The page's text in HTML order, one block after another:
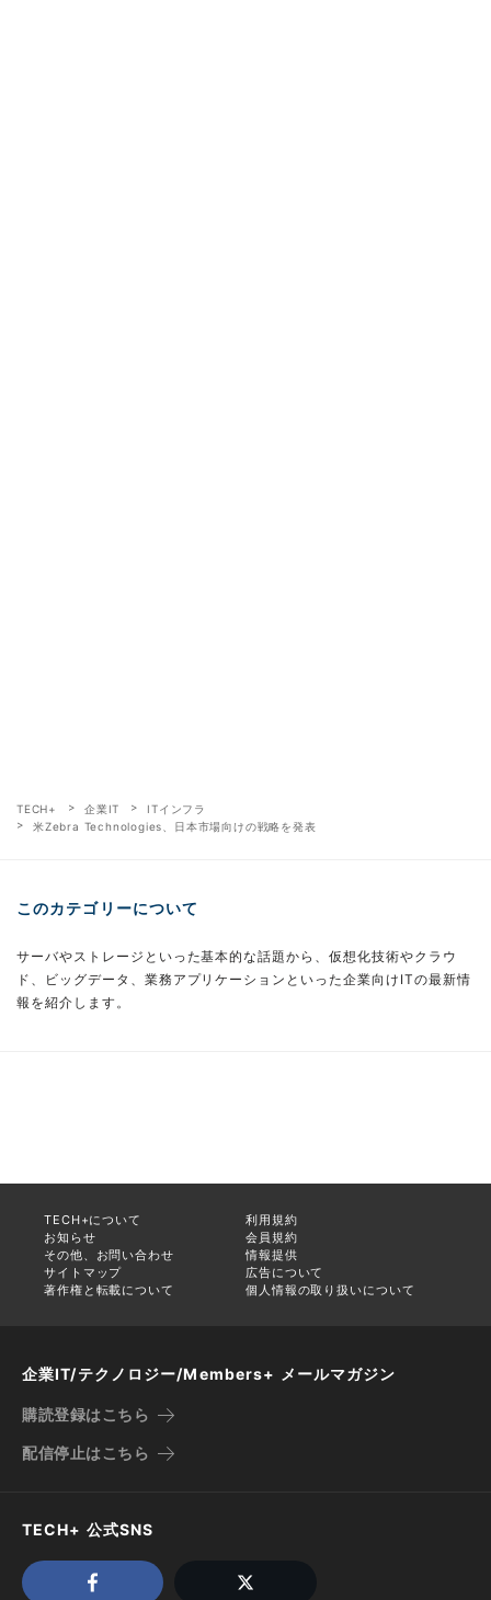
TECH+ 企業IT
ITインフラ
米Zebra Technologies、日本市場向けの戦略を発表
このカテゴリーについて
サーバやストレージといった基本的な話題から、仮想化技術やクラウ
ド、ビッグデータ、業務アプリケーションといった企業向けITの最新情
報を紹介します。
TECH+について
利用規約
お知らせ
会員規約
その他、お問い合わせ
情報提供
サイトマップ
広告について
著作権と転載について
個人情報の取り扱いについて
企業IT/テクノロジー/Members+ メールマガジン
購読登録はこちら
配信停止はこちら
TECH+ 公式SNS